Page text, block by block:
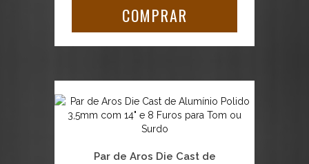
COMPRAR
Par de Aros Die Cast de